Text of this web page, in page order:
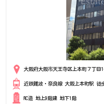
大阪府大阪市天王寺区上本町７丁目1
近鉄難波・奈良線 大阪上本町駅 徒
RC造 地上9階建 地下1階